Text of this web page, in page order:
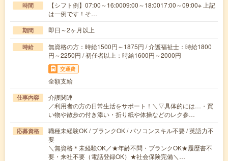
時間
【シフト例】07:00～16:0009:00～18:0017:00～09:00※ 上記
は一例です！そ…
期間 即日～2ヶ月以上
時給
無資格の方：時給1500円～1875円 / 介護福祉士：時給1800
円～2250円 / 初任者以上：時給1600円～2000円
交通費
全額支給
仕事内容
介護関連
／利用者の方の日常生活をサポート！＼▽具体的には…・買
い物や散歩の付き添い・折り紙や体操などのレク参…
応募資格
職種未経験OK / ブランクOK / パソコンスキル不要 / 英語力不
要
＼無資格＊未経験OK／★年齢不問・ブランクOK★履歴書不
要・来社不要（電話登録OK）★社会保険完備＼…